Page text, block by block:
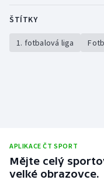
Sportovní střelba
Stolní tenis
Volejbal
ŠTÍTKY
1. fotbalová liga
APLIKACE ČT SPORT
Mějte celý
velké obrazovce.